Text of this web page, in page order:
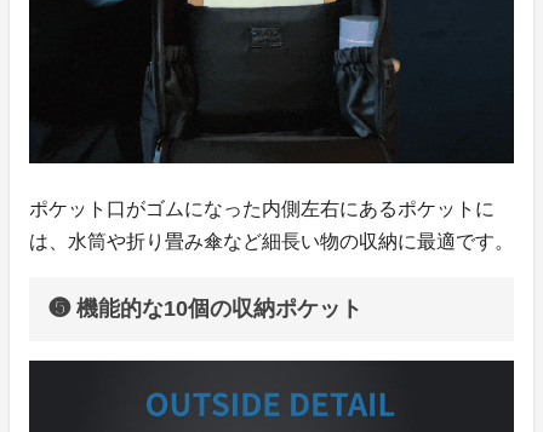
ポケット口がゴムになった内側左右にあるポケットに
は、水筒や折り畳み傘など細長い物の収納に最適です。
❺ 機能的な10個の収納ポケット